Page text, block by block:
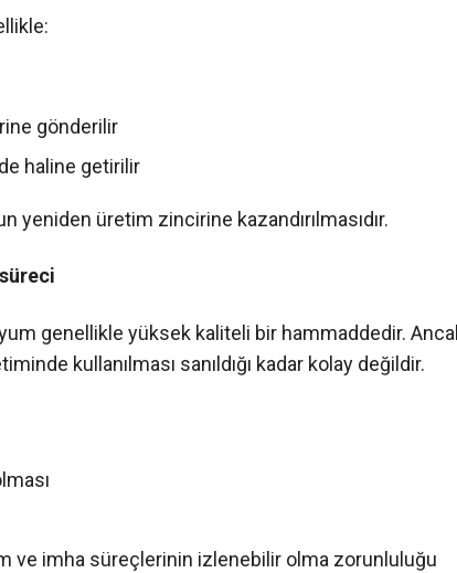
gönderilir
haline getirilir
yeniden üretim zincirine kazandırılmasıdır.
genellikle yüksek kaliteli bir hammaddedir.
kullanılması sanıldığı kadar kolay değildir.
ve imha süreçlerinin izlenebilir olma zorunluluğu